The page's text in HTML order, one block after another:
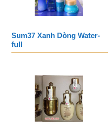
Sum37 Xanh Dòng Water-
full